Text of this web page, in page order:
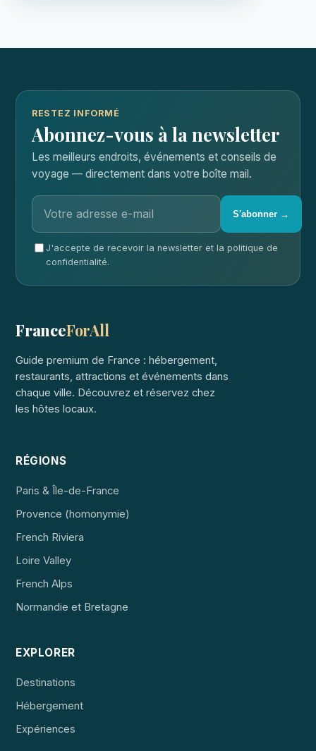
RESTEZ INFORMÉ
Abonnez-vous à la newsletter
Les meilleurs endroits, événements et conseils de
voyage — directement dans votre boîte mail.
S'abonner →
J'accepte de recevoir la newsletter et la politique de
confidentialité.
FranceForAll
Guide premium de France : hébergement,
restaurants, attractions et événements dans
chaque ville. Découvrez et réservez chez
les hôtes locaux.
RÉGIONS
Paris & Île-de-France
Provence (homonymie)
French Riviera
Loire Valley
French Alps
Normandie et Bretagne
EXPLORER
Destinations
Hébergement
Expériences